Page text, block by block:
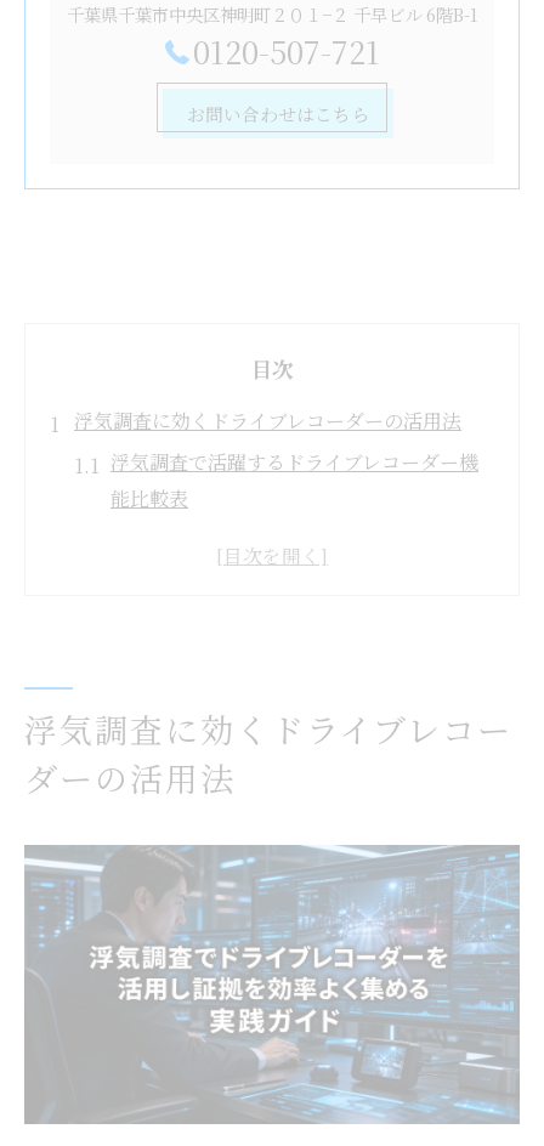
千葉県千葉市中央区神明町２０１−２ 千早ビル 6階B-1
0120-507-721
お問い合わせはこちら
目次
浮気調査に効くドライブレコーダーの活用法
浮気調査で活躍するドライブレコーダー機
能比較表
最適か
録音やGPS活用で浮気調査の証拠力を強化
証拠収集を強化する車載機器の選び方
浮気調査向け車載機器スペック比較一覧
証拠収集力を高めるおすすめ機器の選び方
GPS搭載ドライブレコーダーの浮気調査活
浮気調査で重視すべき録音・映像機能とは
車載機器とスマホ連携で浮気調査を効率化
浮気調査に効くドライブレコー
ダーの活用法